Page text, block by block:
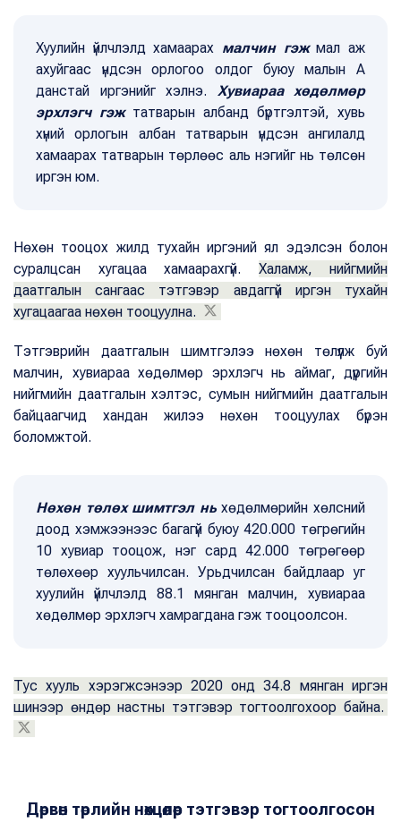
Хуулийн үйлчлэлд хамаарах малчин гэжмал аж
ахуйгаас үндсэн орлогоо олдог буюу малын А
данстай иргэнийг хэлнэ. Хувиараа хөдөлмөр
эрхлэгч гэжтатварын албанд бүртгэлтэй, хувь
хүний орлогын албан татварын үндсэн ангилалд
хамаарах татварын төрлөөс аль нэгийг нь төлсөн
иргэн юм.
Нөхөн тооцох жилд тухайн иргэний ял эдэлсэн болон
суралцсан хугацаа хамаарахгүй. Халамж, нийгмийн
даатгалын сангаас тэтгэвэр авдаггүй иргэн тухайн
хугацаагаа нөхөн тооцуулна.
Тэтгэврийн даатгалын шимтгэлээ нөхөн төлүүлж буй
малчин, хувиараа хөдөлмөр эрхлэгч нь аймаг, дүүргийн
нийгмийн даатгалын хэлтэс, сумын нийгмийн даатгалын
байцаагчид хандан жилээ нөхөн тооцуулах бүрэн
боломжтой.
Нөхөн төлөх шимтгэл ньхөдөлмөрийн хөлсний
доод хэмжээнээс багагүй буюу 420.000 төгрөгийн
10 хувиар тооцож, нэг сард 42.000 төгрөгөөр
төлөхөөр хуульчилсан. Урьдчилсан байдлаар уг
хуулийн үйлчлэлд 88.1 мянган малчин, хувиараа
хөдөлмөр эрхлэгч хамрагдана гэж тооцоолсон.
Тус хууль хэрэгжсэнээр 2020 онд 34.8 мянган иргэн
шинээр өндөр настны тэтгэвэр тогтоолгохоор байна.
Дөрвөн төрлийн нөхцөлөөр тэтгэвэр тогтоолгосон